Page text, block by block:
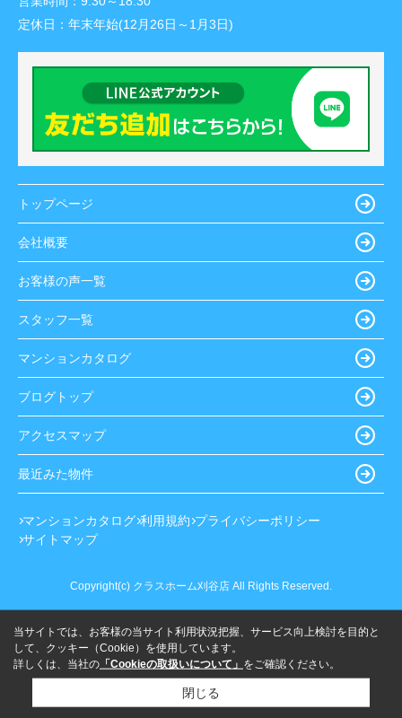
定休日： 年末年始(12月26日～1月3日)
トップページ
会社概要
お客様の声一覧
スタッフ一覧
マンションカタログ
ブログトップ
アクセスマップ
最近みた物件
マンションカタログ 利用規約 プライバシーポリシー
サイトマップ
Copyright(c) クラスホーム刈谷店 All Rights Reserved.
当サイトでは、お客様の当サイト利用状況把握、サービス向上検討を目的と
して、クッキー（Cookie）を使用しています。
詳しくは、当社の 「Cookieの取扱いについて」 をご確認ください。
閉じる